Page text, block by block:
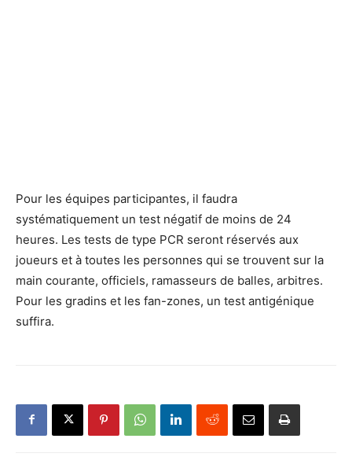
Pour les équipes participantes, il faudra
systématiquement un test négatif de moins de 24
heures. Les tests de type PCR seront réservés aux
joueurs et à toutes les personnes qui se trouvent sur la
main courante, officiels, ramasseurs de balles, arbitres.
Pour les gradins et les fan-zones, un test antigénique
suffira.